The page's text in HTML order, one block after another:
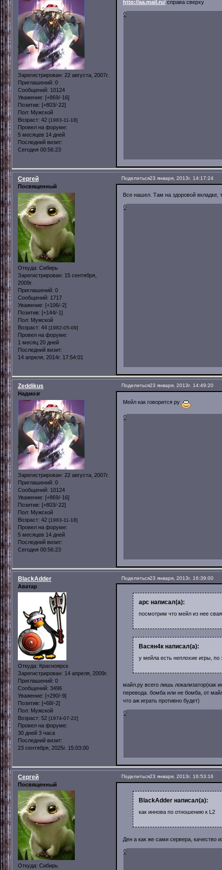
Зарегистрирован: 22 августа, 2007г.
Приглашений: 0
Сообщений: 10124
Уважение: [+869/-16]
Позитив: [+803/-22]
Пол: Мужской
Возраст: 42 [1983-11-18]
Провел на форуме:
5 месяцев 14 дней
Последний визит:
Сегодня 00:56:23
http://aa.mail.ru/ справа сверху
0
Поделиться23 января, 2013г. 14:17:24
Сергей
Посвященный
Откуда: Сибирь
Зарегистрирован: 15 сентября,
2009г.
Приглашений: 0
Сообщений: 1717
Уважение: [+106/-2]
Позитив: [+144/-1]
Пол: Мужской
Возраст: 44 [1982-05-09]
Провел на форуме:
1 месяц 20 дней
Последний визит:
14 апреля, 2014г. 17:54:01
Все нашел. Там на здоровой вкладке,
0
Поделиться23 января, 2013г. 14:49:20
Zeddikus
Надмозг
Зарегистрирован: 22 августа, 2007г.
Приглашений: 0
Сообщений: 10124
Уважение: [+869/-16]
Позитив: [+803/-22]
Пол: Мужской
Возраст: 42 [1983-11-18]
Провел на форуме:
5 месяцев 14 дней
Последний визит:
Сегодня 00:56:23
Мейл как говорится ру
0
Поделиться23 января, 2013г. 16:39:00
BlackAdder
Аватар
Откуда: Красноярск
Зарегистрирован: 14 апреля, 2009г.
Приглашений: 0
Сообщений: 3496
Уважение: [+290/-9]
Позитив: [+68/-2]
Пол: Мужской
Возраст: 52 [1974-07-22]
Провел на форуме:
30 дней 3 часа
Последний визит:
23 сентября, 2025г. 15:03:00
арс написал(а):
посмотрим что мейл из нее
Васян4к написал(а):
у мейла есть неплохие игры,
майл.ру всего лишь локализатор(как
перевода. бомба или не бомба, от
что аж играть противно будет)
0
Поделиться23 января, 2013г. 16:53:16
Сергей
Посвященный
Откуда: Сибирь
BlackAdder написал(а):
как иннова по отношению к L2
Ден а как же сами сервера, качество
0